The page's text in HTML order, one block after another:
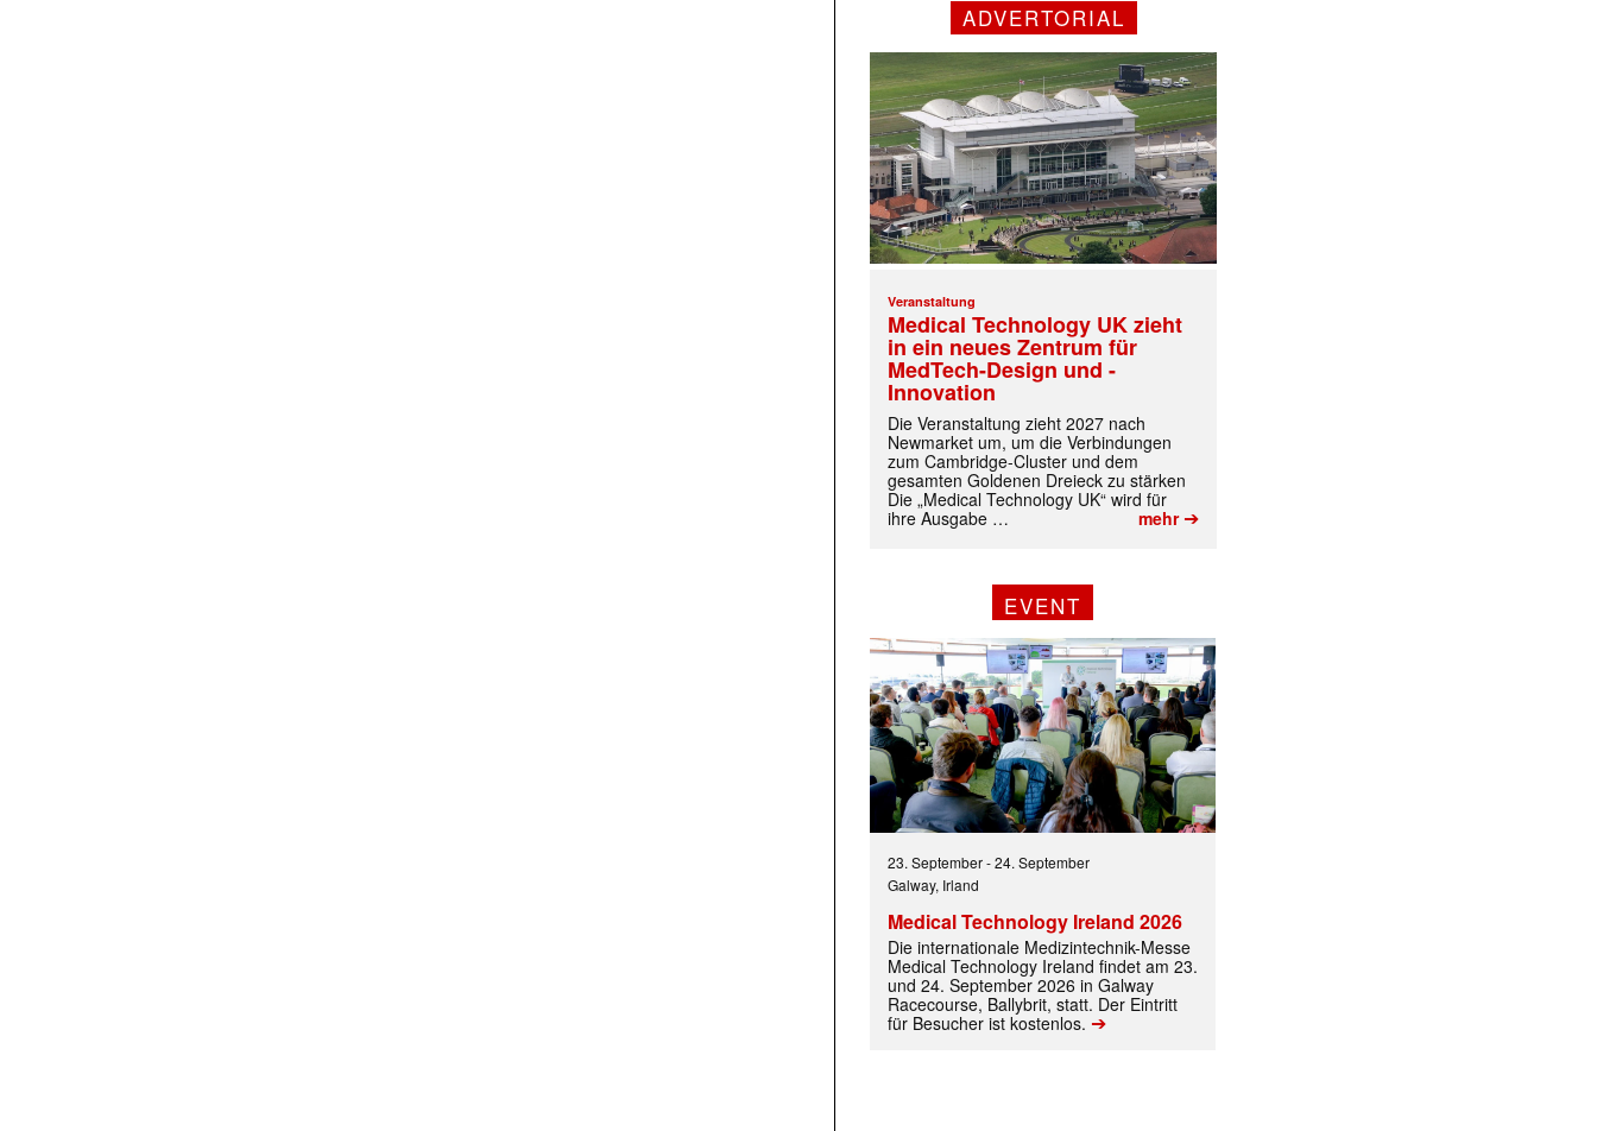
ADVERTORIAL
Veranstaltung
Medical Technology UK zieht
in ein neues Zentrum für
MedTech-Design und -
Innovation
Die Veranstaltung zieht 2027 nach
Newmarket um, um die Verbindungen
zum Cambridge-Cluster und dem
gesamten Goldenen Dreieck zu stärken
Die „Medical Technology UK“ wird für
ihre Ausgabe …
mehr➔
EVENT
23. September-24. September
Galway, Irland
Medical Technology Ireland 2026
Die internationale Medizintechnik-Messe
Medical Technology Ireland findet am 23.
und 24. September 2026 in Galway
Racecourse, Ballybrit, statt. Der Eintritt
für Besucher ist kostenlos. ➔